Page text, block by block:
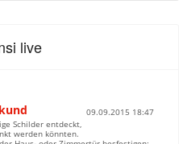
live
09.09.2015 18:47
Schilder entdeckt,
werden könnten.